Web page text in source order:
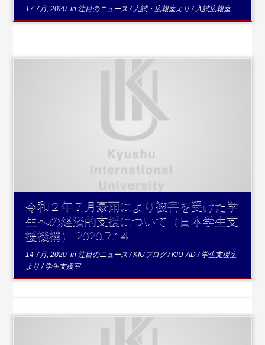
17 7月, 2020 in 注目のニュース/ 入試・広報室より/ 入試広報室
令和２年７月豪雨により被害を受けた学
生への経済的支援について（日本学生支
援機構） 2020.7.14
14 7月, 2020 in 注目のニュース/KIUブログ/KIU-AD/学生支援室
より/学生支援室